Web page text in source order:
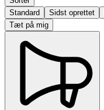
Standard
Sidst oprettet
Tæt på mig